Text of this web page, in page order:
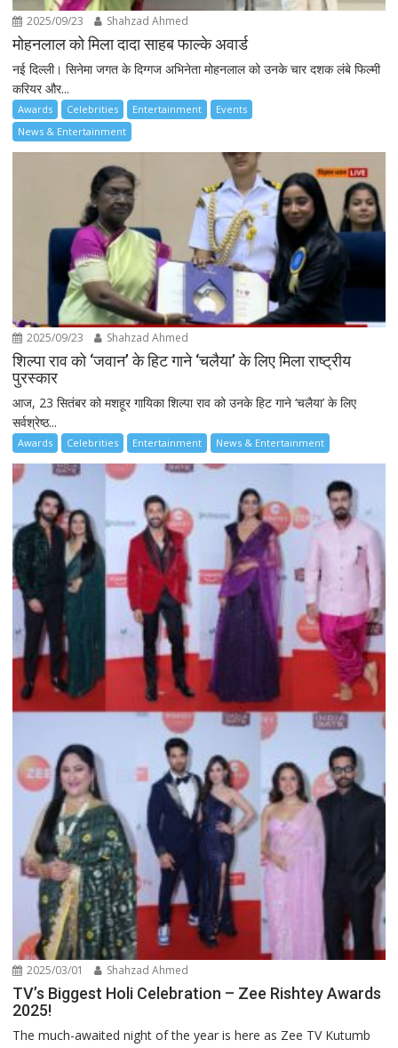
2025/09/23 Shahzad Ahmed
मोहनलाल को मिला दादा साहब फाल्के अवार्ड
नई दिल्ली। सिनेमा जगत के दिग्गज अभिनेता मोहनलाल को उनके चार दशक लंबे फिल्मी
करियर और...
Awards Celebrities Entertainment
Events
News & Entertainment
2025/09/23 Shahzad Ahmed
शिल्पा राव को ‘जवान’ के हिट गाने ‘चलैया’ के लिए मिला राष्ट्रीय
पुरस्कार
आज, 23 सितंबर को मशहूर गायिका शिल्पा राव को उनके हिट गाने ‘चलैया’ के लिए
सर्वश्रेष्ठ...
Awards Celebrities Entertainment News & Entertainment
2025/03/01 Shahzad Ahmed
TV’s Biggest Holi Celebration – Zee Rishtey Awards
2025!
The much-awaited night of the year is here as Zee TV Kutumb